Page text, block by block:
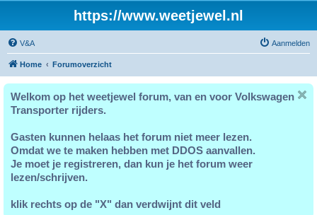
https://www.weetjewel.nl
V&A Aanmelden
Home Forumoverzicht
Welkom op het weetjewel forum, van en voor Volkswagen
Transporter rijders.
Gasten kunnen helaas het forum niet meer lezen.
Omdat we te maken hebben met DDOS aanvallen.
Je moet je registreren, dan kun je het forum weer
lezen/schrijven.
klik rechts op de "X" dan verdwijnt dit veld